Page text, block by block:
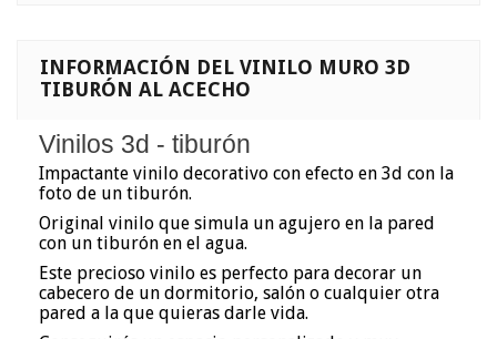
INFORMACIÓN DEL VINILO MURO 3D
TIBURÓN AL ACECHO
Vinilos 3d - tiburón
Impactante vinilo decorativo con efecto en 3d con la
foto de un tiburón.
Original vinilo que simula un agujero en la pared
con un tiburón en el agua.
Este precioso vinilo es perfecto para decorar un
cabecero de un dormitorio, salón o cualquier otra
pared a la que quieras darle vida.